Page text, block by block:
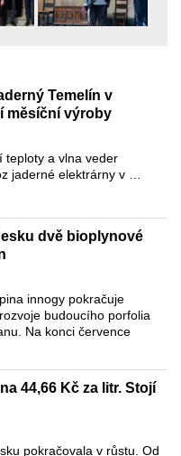
Temelín v
měsíční výroby
teploty a vlna veder
jaderné elektrárny v …
dvě bioplynové
innogy pokračuje
budoucího porfolia
Na konci července
44,66 Kč za litr. Stojí
pokračovala v růstu. Od